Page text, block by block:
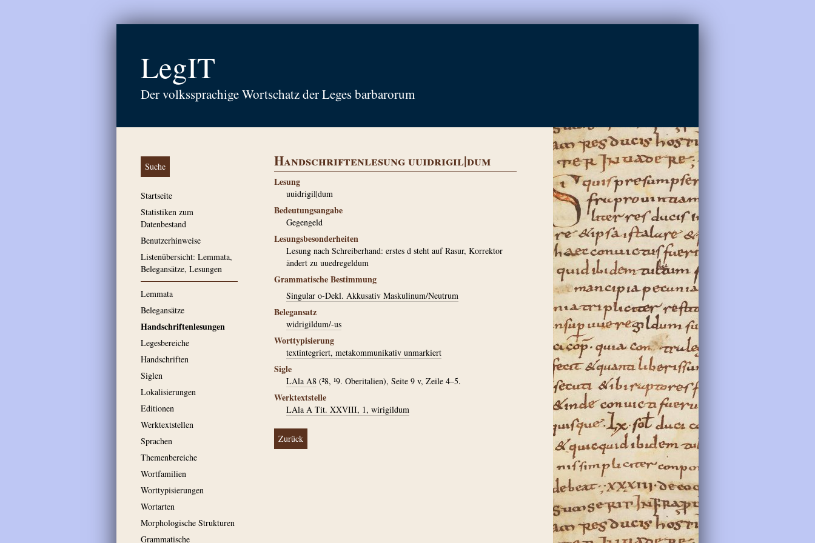
LegIT
Der volkssprachige Wortschatz der Leges barbarorum
Suche
Startseite
Statistiken zum
Datenbestand
Benutzerhinweise
Listenübersicht: Lemmata,
Belegansätze, Lesungen
Lemmata
Belegansätze
Handschriftenlesungen
Legesbereiche
Handschriften
Siglen
Lokalisierungen
Editionen
Werktextstellen
Sprachen
Themenbereiche
Wortfamilien
Worttypisierungen
Wortarten
Morphologische Strukturen
Grammatische
Handschriftenlesung uuidrigil|dum
Lesung
uuidrigil|dum
Bedeutungsangabe
Gegengeld
Lesungsbesonderheiten
Lesung nach Schreiberhand: erstes d steht auf Rasur, Korrektor
ändert zu uuedregeldum
Grammatische Bestimmung
Singular o-Dekl. Akkusativ Maskulinum/Neutrum
Belegansatz
widrigildum/-us
Worttypisierung
textintegriert, metakommunikativ unmarkiert
Sigle
LAla A8 (²8, ¹9. Oberitalien), Seite 9 v, Zeile 4–5.
Werktextstelle
LAla A Tit. XXVIII, 1, wirigildum
Zurück